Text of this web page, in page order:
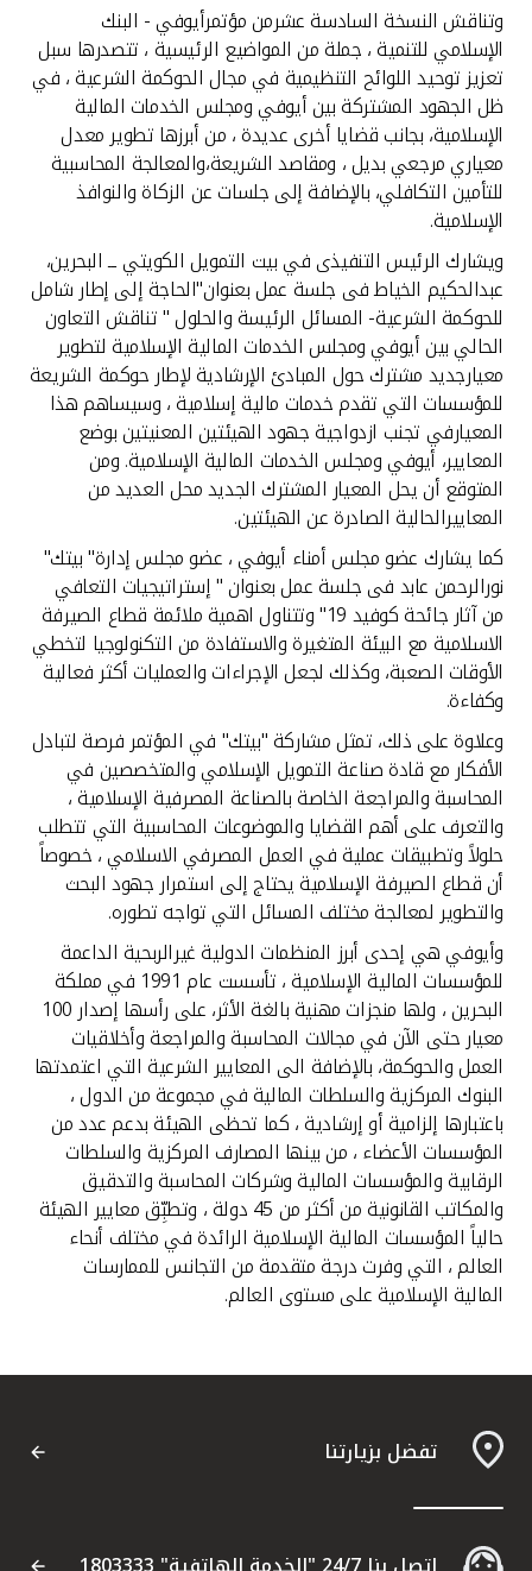
مصر
المملكة المتحدة
مملكة البحرين
وتناقش النسخة السادسة عشرمن مؤتمرأيوفي - البنك
الإسلامي للتنمية ، جملة من المواضيع الرئيسية ، تتصدرها سبل
تعزيز توحيد اللوائح التنظيمية في مجال الحوكمة الشرعية ، في
ظل الجهود المشتركة بين أيوفي ومجلس الخدمات المالية
الإسلامية، بجانب قضايا أخرى عديدة ، من أبرزها تطوير معدل
معياري مرجعي بديل ، ومقاصد الشريعة،والمعالجة المحاسبية
للتأمين التكافلي، بالإضافة إلى جلسات عن الزكاة والنوافذ
الإسلامية.
ويشارك الرئيس التنفيذى في بيت التمويل الكويتي ــ البحرين،
عبدالحكيم الخياط فى جلسة عمل بعنوان"الحاجة إلى إطار شامل
للحوكمة الشرعية- المسائل الرئيسة والحلول " تناقش التعاون
الحالي بين أيوفي ومجلس الخدمات المالية الإسلامية لتطوير
معيارجديد مشترك حول المبادئ الإرشادية لإطار حوكمة الشريعة
للمؤسسات التي تقدم خدمات مالية إسلامية ، وسيساهم هذا
المعيارفي تجنب ازدواجية جهود الهيئتين المعنيتين بوضع
المعايير، أيوفي ومجلس الخدمات المالية الإسلامية. ومن
المتوقع أن يحل المعيار المشترك الجديد محل العديد من
المعاييرالحالية الصادرة عن الهيئتين.
كما يشارك عضو مجلس أمناء أيوفي ، عضو مجلس إدارة" بيتك"
نورالرحمن عابد فى جلسة عمل بعنوان " إستراتيجيات التعافي
من آثار جائحة كوفيد 19" وتتناول اهمية ملائمة قطاع الصيرفة
الاسلامية مع البيئة المتغيرة والاستفادة من التكنولوجيا لتخطي
الأوقات الصعبة، وكذلك لجعل الإجراءات والعمليات أكثر فعالية
وكفاءة.
وعلاوة على ذلك، تمثل مشاركة "بيتك" في المؤتمر فرصة لتبادل
الأفكار مع قادة صناعة التمويل الإسلامي والمتخصصين في
المحاسبة والمراجعة الخاصة بالصناعة المصرفية الإسلامية ،
والتعرف على أهم القضايا والموضوعات المحاسبية التي تتطلب
حلولاً وتطبيقات عملية في العمل المصرفي الاسلامي ، خصوصاً
أن قطاع الصيرفة الإسلامية يحتاج إلى استمرار جهود البحث
والتطوير لمعالجة مختلف المسائل التي تواجه تطوره.
وأيوفي هي إحدى أبرز المنظمات الدولية غيرالربحية الداعمة
للمؤسسات المالية الإسلامية ، تأسست عام 1991 في مملكة
البحرين ، ولها منجزات مهنية بالغة الأثر، على رأسها إصدار 100
معيار حتى الآن في مجالات المحاسبة والمراجعة وأخلاقيات
العمل والحوكمة، بالإضافة الى المعايير الشرعية التي اعتمدتها
البنوك المركزية والسلطات المالية في مجموعة من الدول ،
باعتبارها إلزامية أو إرشادية ، كما تحظى الهيئة بدعم عدد من
المؤسسات الأعضاء ، من بينها المصارف المركزية والسلطات
الرقابية والمؤسسات المالية وشركات المحاسبة والتدقيق
والمكاتب القانونية من أكثر من 45 دولة ، وتطبِّق معايير الهيئة
حالياً المؤسسات المالية الإسلامية الرائدة في مختلف أنحاء
العالم ، التي وفرت درجة متقدمة من التجانس للممارسات
المالية الإسلامية على مستوى العالم.
تفضل بزيارتنا